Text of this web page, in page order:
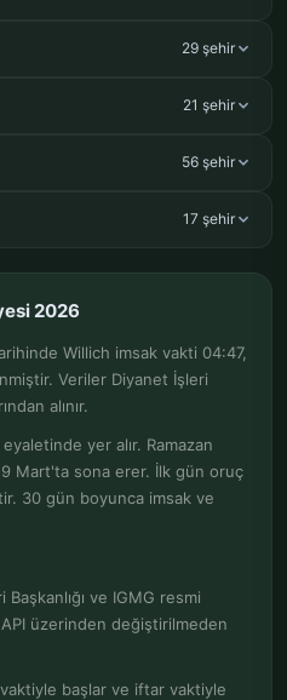
29 şehir
21 şehir
56 şehir
17 şehir
2026
Willich imsak vakti 04:47,
Veriler Diyanet İşleri
alınır.
yer alır. Ramazan
Mart'ta sona erer. İlk gün oruç
30 gün boyunca imsak ve
ve IGMG resmi
API üzerinden değiştirilmeden
başlar ve iftar vaktiyle